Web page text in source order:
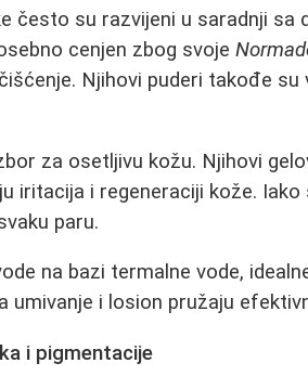
često su razvijeni u saradnji
cenjen zbog svoje
Njihovi puderi takođe
za osetljivu kožu. Njihovi
iritacija i regeneraciji kože.
paru.
na bazi termalne vode,
umivanje i losion pružaju
i pigmentacije